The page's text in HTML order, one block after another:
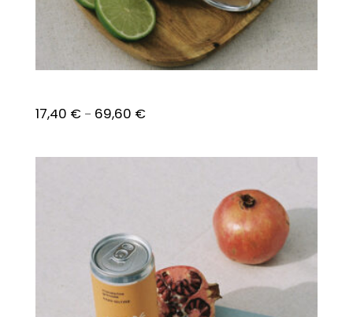
17,40 €– 69,60 €